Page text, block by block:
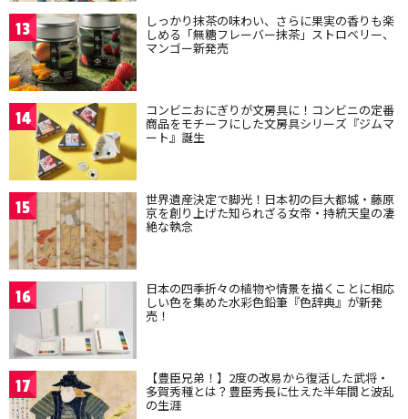
13 しっかり抹茶の味わい、さらに果実の香りも楽
しめる「無糖フレーバー抹茶」ストロベリー、
マンゴー新発売
14 コンビニおにぎりが文房具に！コンビニの定番
商品をモチーフにした文房具シリーズ『ジムマ
ート』誕生
15 世界遺産決定で脚光！日本初の巨大都城・藤原
京を創り上げた知られざる女帝・持統天皇の凄
絶な執念
16 日本の四季折々の植物や情景を描くことに相応
しい色を集めた水彩色鉛筆『色辞典』が新発
売！
17 【豊臣兄弟！】2度の改易から復活した武将・
多賀秀種とは？豊臣秀長に仕えた半年間と波乱
の生涯